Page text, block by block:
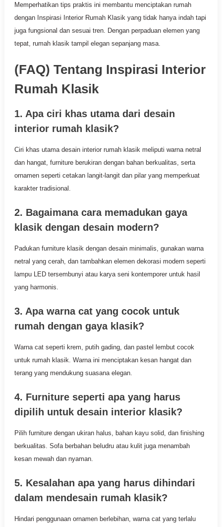
Memperhatikan tips praktis ini membantu menciptakan rumah
dengan Inspirasi Interior Rumah Klasik yang tidak hanya indah tapi
juga fungsional dan sesuai tren. Dengan perpaduan elemen yang
tepat, rumah klasik tampil elegan sepanjang masa.
(FAQ) Tentang Inspirasi Interior
Rumah Klasik
1. Apa ciri khas utama dari desain
interior rumah klasik?
Ciri khas utama desain interior rumah klasik meliputi warna netral
dan hangat, furniture berukiran dengan bahan berkualitas, serta
ornamen seperti cetakan langit-langit dan pilar yang memperkuat
karakter tradisional.
2. Bagaimana cara memadukan gaya
klasik dengan desain modern?
Padukan furniture klasik dengan desain minimalis, gunakan warna
netral yang cerah, dan tambahkan elemen dekorasi modern seperti
lampu LED tersembunyi atau karya seni kontemporer untuk hasil
yang harmonis.
3. Apa warna cat yang cocok untuk
rumah dengan gaya klasik?
Warna cat seperti krem, putih gading, dan pastel lembut cocok
untuk rumah klasik. Warna ini menciptakan kesan hangat dan
terang yang mendukung suasana elegan.
4. Furniture seperti apa yang harus
dipilih untuk desain interior klasik?
Pilih furniture dengan ukiran halus, bahan kayu solid, dan finishing
berkualitas. Sofa berbahan beludru atau kulit juga menambah
kesan mewah dan nyaman.
5. Kesalahan apa yang harus dihindari
dalam mendesain rumah klasik?
Hindari penggunaan ornamen berlebihan, warna cat yang terlalu